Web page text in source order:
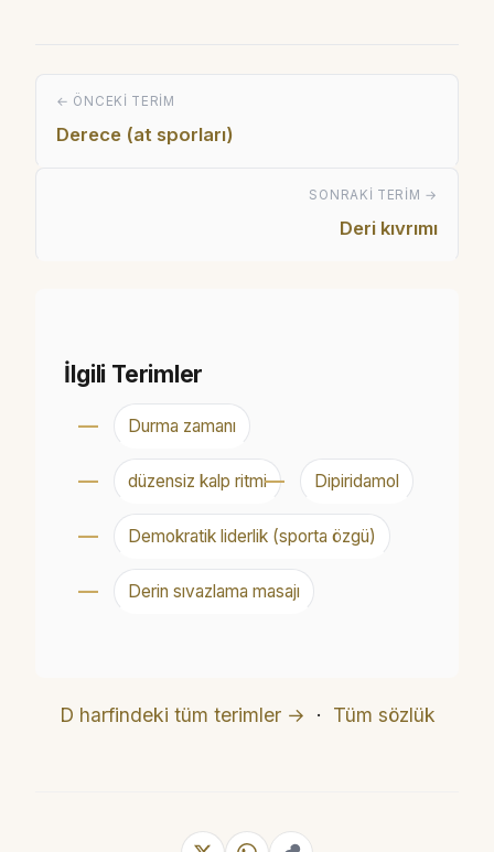
← ÖNCEKI TERIM
Derece (at sporları)
SONRAKI TERIM →
Deri kıvrımı
İlgili Terimler
Durma zamanı
düzensiz kalp ritmi Dipiridamol
Demokratik liderlik (sporta özgü)
Derin sıvazlama masajı
D harfindeki tüm terimler → · Tüm sözlük